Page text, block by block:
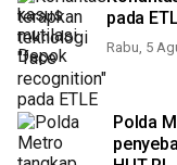
pada
Rabu, 5
Polda